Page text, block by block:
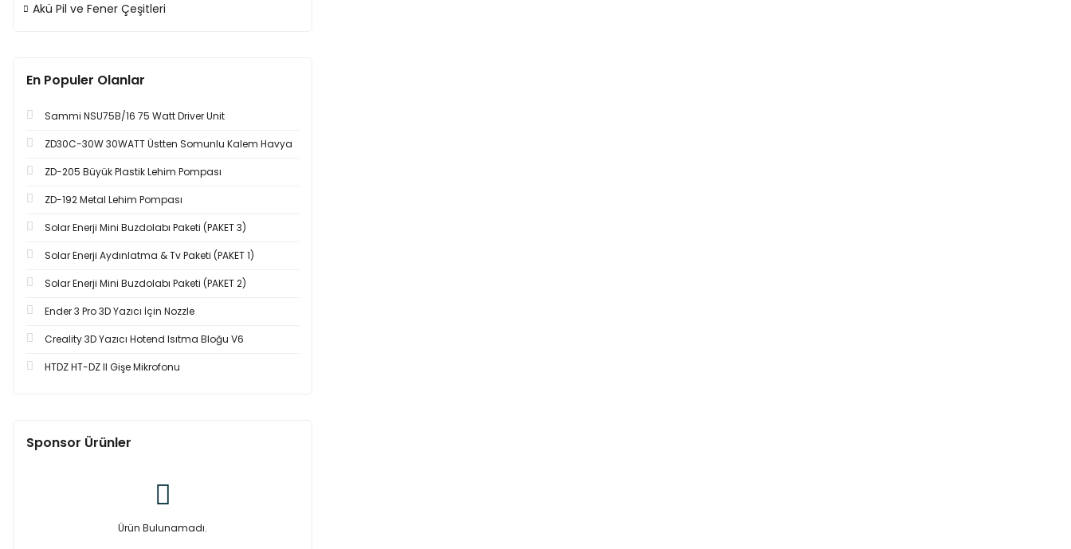
Akü Pil ve Fener Çeşitleri
En Populer Olanlar
Sammi NSU75B/16 75 Watt Driver Unit
ZD30C-30W 30WATT Üstten Somunlu Kalem Havya
ZD-205 Büyük Plastik Lehim Pompası
ZD-192 Metal Lehim Pompası
Solar Enerji Mini Buzdolabı Paketi (PAKET 3)
Solar Enerji Aydınlatma & Tv Paketi (PAKET 1)
Solar Enerji Mini Buzdolabı Paketi (PAKET 2)
Ender 3 Pro 3D Yazıcı İçin Nozzle
Creality 3D Yazıcı Hotend Isıtma Bloğu V6
HTDZ HT-DZ II Gişe Mikrofonu
Sponsor Ürünler
Ürün Bulunamadı.